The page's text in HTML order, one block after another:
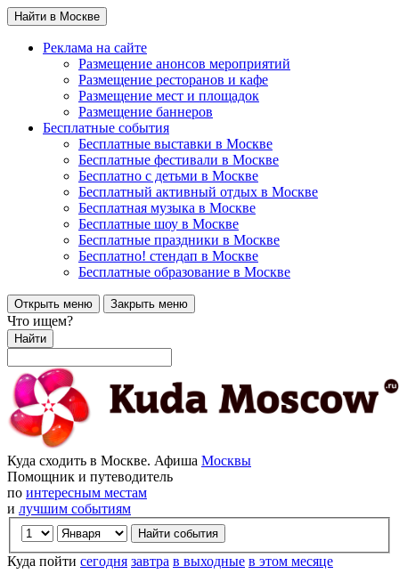
Найти в Москве
Реклама на сайте
Размещение анонсов мероприятий
Размещение ресторанов и кафе
Размещение мест и площадок
Размещение баннеров
Бесплатные события
Бесплатные выставки в Москве
Бесплатные фестивали в Москве
Бесплатно с детьми в Москве
Бесплатный активный отдых в Москве
Бесплатная музыка в Москве
Бесплатные шоу в Москве
Бесплатные праздники в Москве
Бесплатно! стендап в Москве
Бесплатные образование в Москве
Открыть меню Закрыть меню
Что ищем?
Найти
Куда сходить в Москве. Афиша Москвы
Помощник и путеводитель
по интересным местам
и лучшим событиям
Куда пойти сегодня завтра в выходные в этом месяце